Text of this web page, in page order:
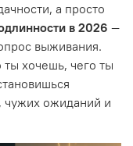
а просто
в 2026 —
выживания.
хочешь, чего ты
чужих ожиданий и